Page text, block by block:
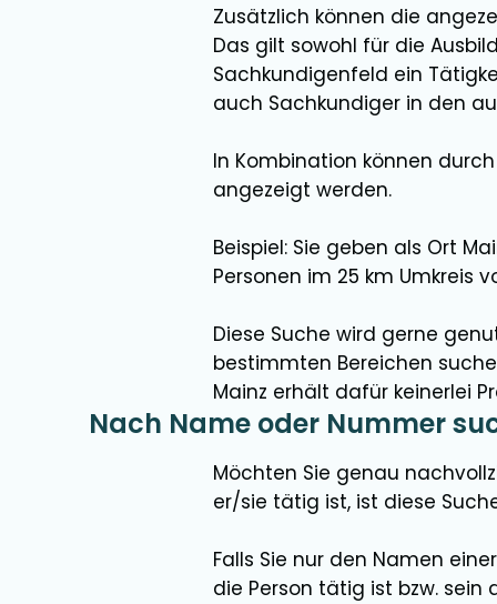
Zusätzlich können die
Das gilt sowohl für die
Sachkundigenfeld ein
auch Sachkundiger in den
In Kombination können
angezeigt werden.
Beispiel: Sie geben als Ort
Personen im 25 km Umkreis
Diese Suche wird gerne
bestimmten Bereichen
Mainz erhält dafür keinerlei
Nach Name oder Nummer
Möchten Sie genau
er/sie tätig ist, ist diese
Falls Sie nur den Namen
die Person tätig ist bzw. sein